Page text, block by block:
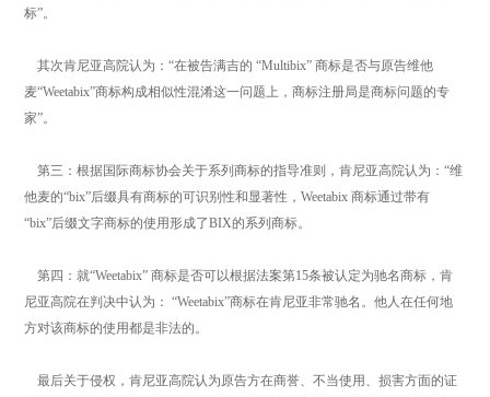
标”。
其次肯尼亚高院认为：“在被告满吉的 “Multibix” 商标是否与原告维他
麦“Weetabix”商标构成相似性混淆这一问题上，商标注册局是商标问题的专
家”。
第三：根据国际商标协会关于系列商标的指导准则，肯尼亚高院认为：“维
他麦的“bix”后缀具有商标的可识别性和显著性，Weetabix 商标通过带有
“bix”后缀文字商标的使用形成了BIX的系列商标。
第四：就“Weetabix” 商标是否可以根据法案第15条被认定为驰名商标，肯
尼亚高院在判决中认为： “Weetabix”商标在肯尼亚非常驰名。他人在任何地
方对该商标的使用都是非法的。
最后关于侵权，肯尼亚高院认为原告方在商誉、不当使用、损害方面的证